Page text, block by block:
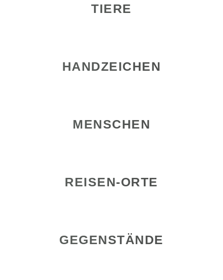
TIERE
HANDZEICHEN
MENSCHEN
REISEN-ORTE
GEGENSTÄNDE